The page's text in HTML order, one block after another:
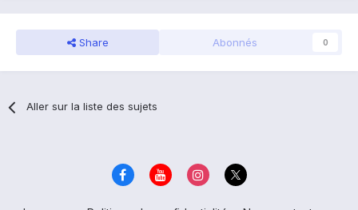
Share Abonnés 0
Aller sur la liste des sujets